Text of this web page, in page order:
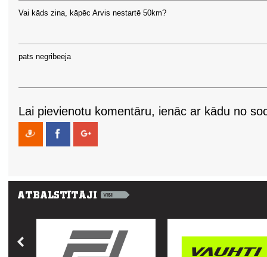
Vai kāds zina, kāpēc Arvis nestartē 50km?
pats negribeeja
Lai pievienotu komentāru, ienāc ar kādu no